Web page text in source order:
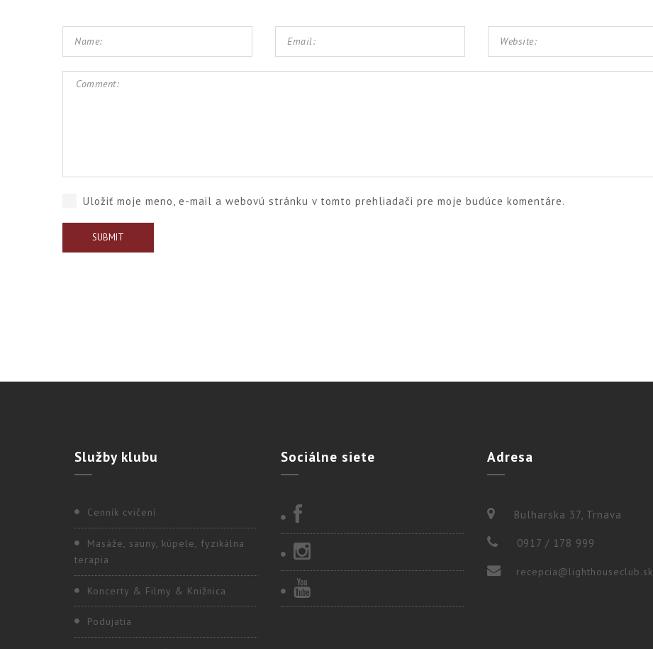
Uložiť moje meno, e-mail a webovú stránku v tomto prehliadači pre moje budúce komentáre.
Službyklubu
Cenník cvičení
Masáže, sauny, kúpele, fyzikálna
terapia
Koncerty & Filmy & Knižnica
Podujatia
Sociálne siete Adresa
Bulharska 37, Trnava
0917 / 178 999
recepcia@lighthouseclub.sk